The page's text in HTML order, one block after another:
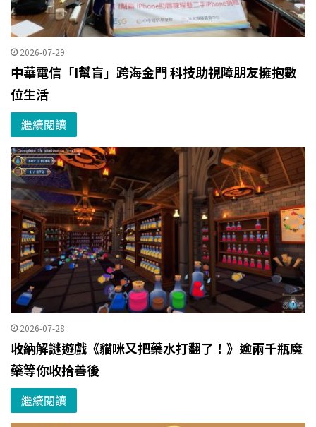
2026-07-29
中華電信「I幫盲」跨海金門 科技助視障朋友擁抱數
位生活
繼續閱讀
2026-07-28
收納解謎遊戲《貓咪又把藥水打翻了！》逾兩千瓶魔
藥等你收拾善後
繼續閱讀